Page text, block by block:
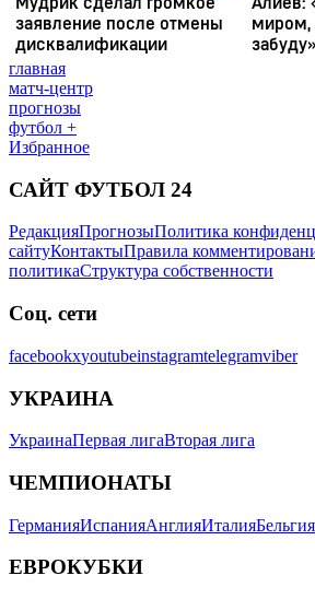
главная
матч-центр
прогнозы
футбол +
Избранное
САЙТ ФУТБОЛ 24
РедакцияПрогнозыПолитика
сайтуКонтактыПравила
политикаСтруктура собственности
Соц. сети
facebookxyoutubeinstagramtelegramviber
УКРАИНА
УкраинаПервая лигаВторая лига
ЧЕМПИОНАТЫ
ГерманияИспанияАнглияИталияБельгия
ЕВРОКУБКИ